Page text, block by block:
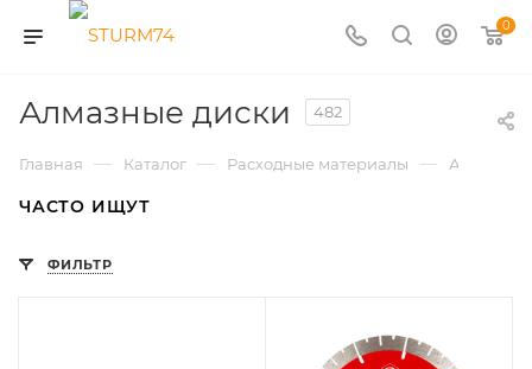
0
Алмазные диски 482
Главная — Каталог — Расходные материалы —
ЧАСТО ИЩУТ
ФИЛЬТР